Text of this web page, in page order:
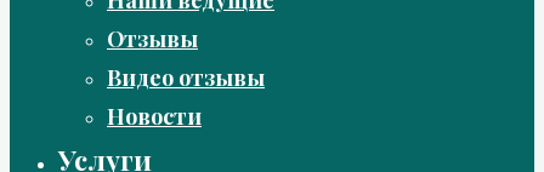
Отзывы
Видео отзывы
Новости
Услуги